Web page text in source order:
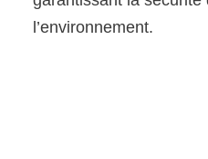
l’environnement.